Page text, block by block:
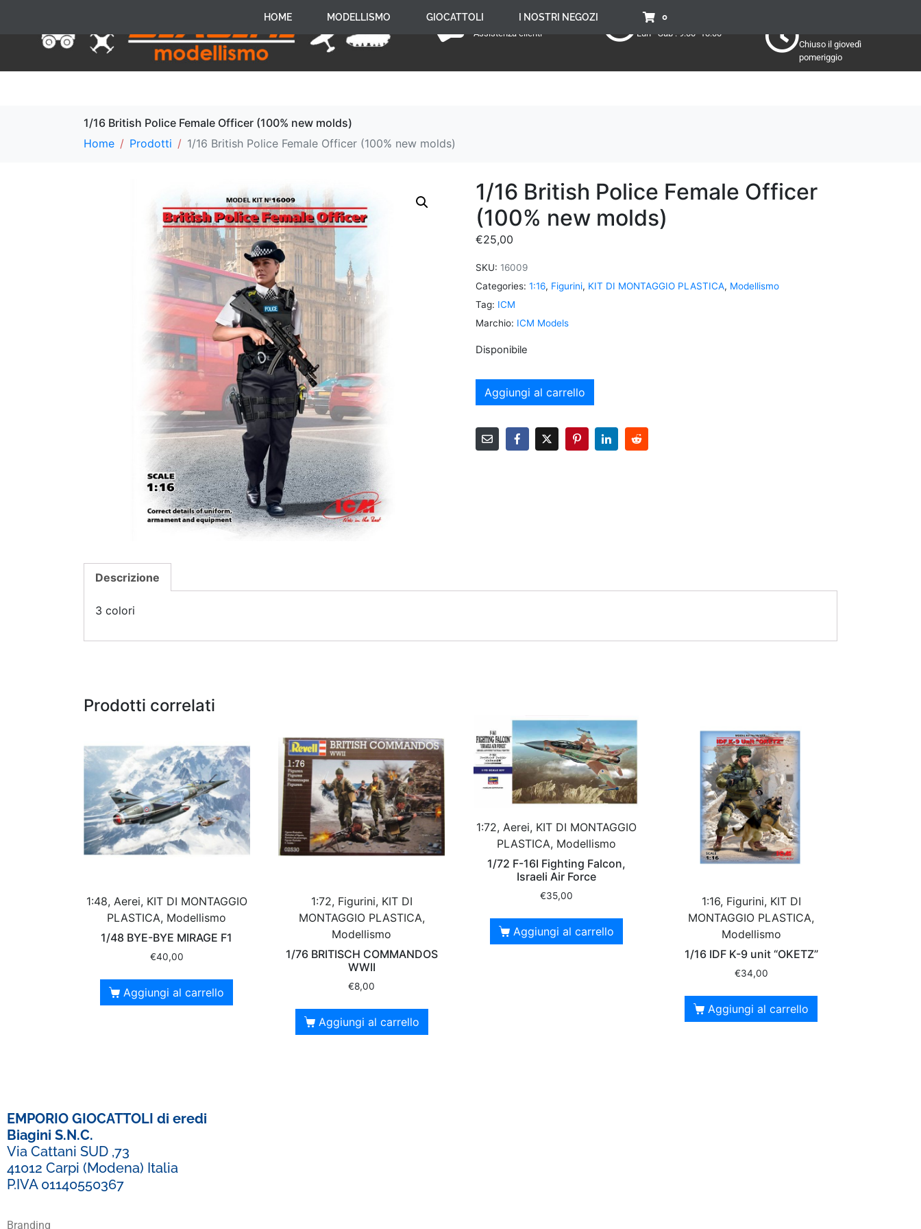
+39 059 650 005
Assistenza clienti
Mattino:
Lun - Sab : 9:00 -13:00
Chiuso il giovedì
pomeriggio
HOME MODELLISMO GIOCATTOLI I NOSTRI NEGOZI 0
1/16 British Police Female Officer (100% new molds)
Home
Prodotti 1/16 British Police Female Officer (100% new molds)
1/16 British Police Female Officer
(100% new molds)
€25,00
SKU: 16009
Categories: 1:16, Figurini, KIT DI MONTAGGIO PLASTICA, Modellismo
Tag: ICM
Marchio: ICM Models
Disponibile
Aggiungi al carrello
Descrizione
3 colori
Prodotti correlati
1:48, Aerei, KIT DI MONTAGGIO
PLASTICA, Modellismo
1/48 BYE-BYE MIRAGE F1
€40,00
Aggiungi al carrello
1:72, Figurini, KIT DI
MONTAGGIO PLASTICA,
Modellismo
1/76 BRITISCH COMMANDOS
WWII
€8,00
Aggiungi al carrello
1:72, Aerei, KIT DI MONTAGGIO
PLASTICA, Modellismo
1/72 F-16I Fighting Falcon,
Israeli Air Force
€35,00
Aggiungi al carrello
1:16, Figurini, KIT DI
MONTAGGIO PLASTICA,
Modellismo
1/16 IDF K-9 unit “OKETZ”
€34,00
Aggiungi al carrello
EMPORIO GIOCATTOLI di eredi
Biagini S.N.C.
Via Cattani SUD ,73
41012 Carpi (Modena) Italia
P.IVA 01140550367
Branding